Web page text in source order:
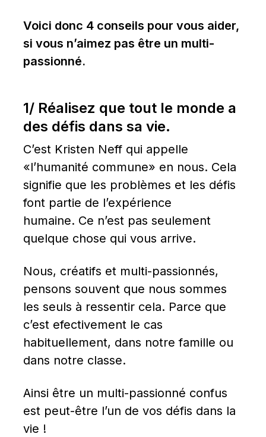
Voici donc 4 conseils pour vous aider,
si vous n’aimez pas être un multi-
passionné.
1/ Réalisez que tout le monde a
des défis dans sa vie.
C’est Kristen Neff qui appelle
«l’humanité commune» en nous. Cela
signifie que les problèmes et les défis
font partie de l’expérience
humaine. Ce n’est pas seulement
quelque chose qui vous arrive.
Nous, créatifs et multi-passionnés,
pensons souvent que nous sommes
les seuls à ressentir cela. Parce que
c’est efectivement le cas
habituellement, dans notre famille ou
dans notre classe.
Ainsi être un multi-passionné confus
est peut-être l’un de vos défis dans la
vie !